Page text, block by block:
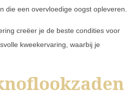
die een overvloedige oogst opleveren.
creëer je de beste condities voor
kweekervaring, waarbij je